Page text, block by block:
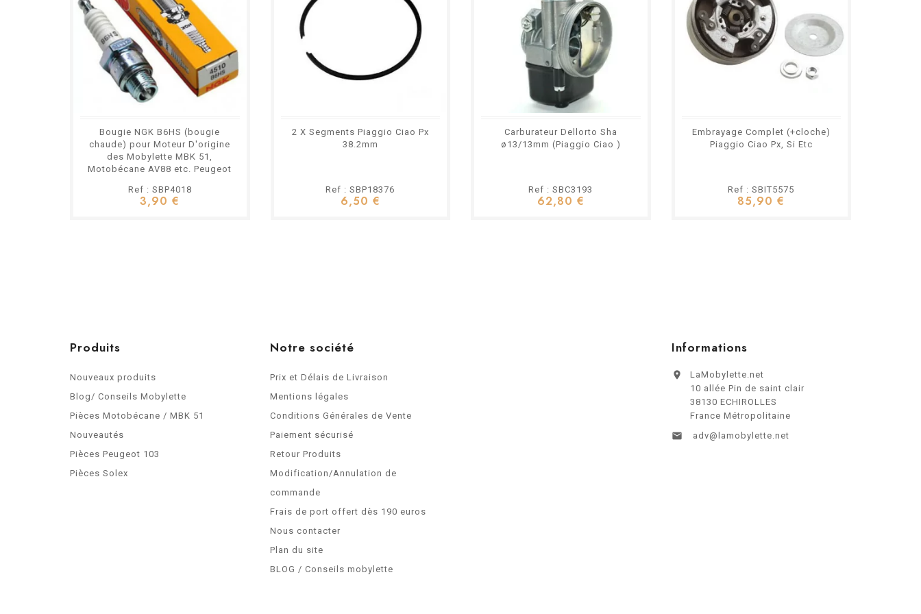
Bougie NGK B6HS (bougie
chaude) pour Moteur D'origine
des Mobylette MBK 51,
Motobécane AV88 etc. Peugeot
Ref : SBP4018
3,90 €
2 X Segments Piaggio Ciao Px
38.2mm
Ref : SBP18376
6,50 €
Carburateur Dellorto Sha
ø13/13mm (Piaggio Ciao )
Ref : SBC3193
62,80 €
Embrayage Complet (+cloche)
Piaggio Ciao Px, Si Etc
Ref : SBIT5575
85,90 €
Produits
Nouveaux produits
Blog/ Conseils Mobylette
Pièces Motobécane / MBK 51
Nouveautés
Pièces Peugeot 103
Pièces Solex
Notre société
Prix et Délais de Livraison
Mentions légales
Conditions Générales de Vente
Paiement sécurisé
Retour Produits
Modification/Annulation de
commande
Frais de port offert dès 190 euros
Nous contacter
Plan du site
BLOG / Conseils mobylette
Informations

LaMobylette.net
10 allée Pin de saint clair
38130 ECHIROLLES
France Métropolitaine
 adv@lamobylette.net